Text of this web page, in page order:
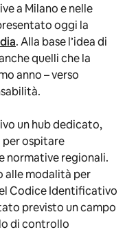
a Milano e nelle
oggi la
. Alla base l’idea di
quelli che la
anno – verso
un hub dedicato,
per ospitare
normative regionali.
alle modalità per
Codice Identificativo
previsto un campo
di controllo